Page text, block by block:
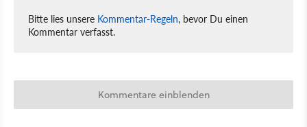
Bitte lies unsere Kommentar-Regeln, bevor Du einen
Kommentar verfasst.
Kommentare einblenden